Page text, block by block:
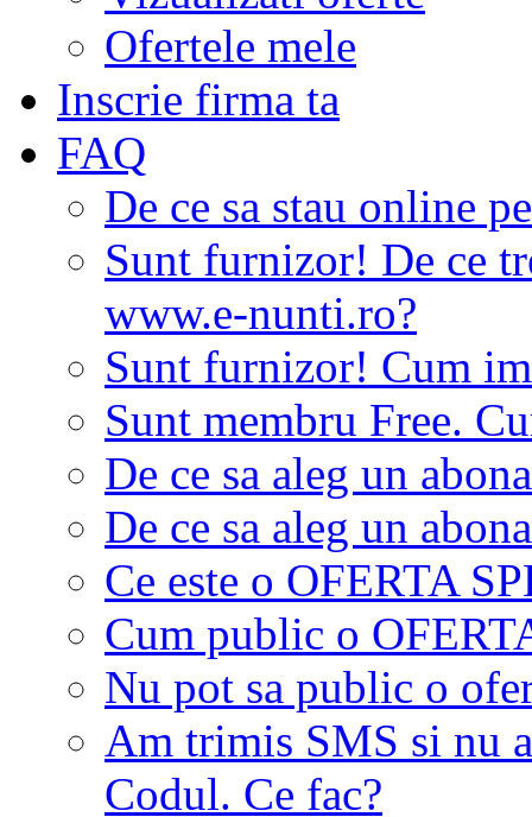
Ofertele mele
Inscrie firma ta
FAQ
De ce sa stau online
Sunt furnizor! De ce
www.e-nunti.ro?
Sunt furnizor! Cum
Sunt membru Free.
De ce sa aleg un
De ce sa aleg un
Ce este o OFERTA
Cum public o
Nu pot sa public o
Am trimis SMS si nu
Codul. Ce fac?